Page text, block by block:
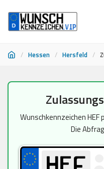
/ Hessen / Hersfeld /
springen
Wunschkennzeichen
Die